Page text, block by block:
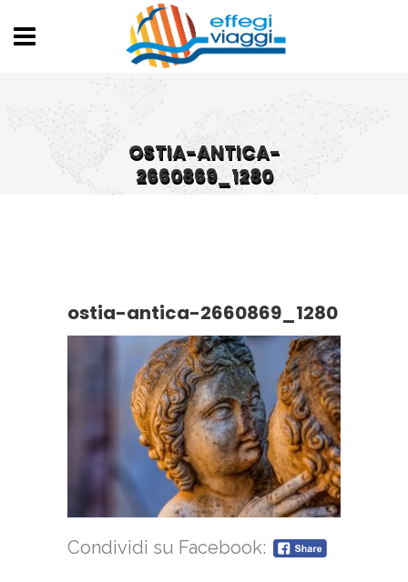
OSTIA-ANTICA-
2660869_1280
ostia-antica-2660869_1280
Condividi su Facebook: